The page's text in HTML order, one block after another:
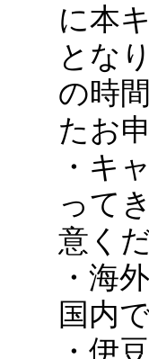
に本
とな
の時
たお
・キ
って
意く
・海
国内
・伊